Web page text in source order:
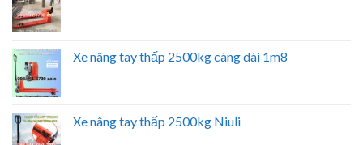
Xe nâng tay thấp 2500kg càng dài 1m8
Xe nâng tay thấp 2500kg Niuli